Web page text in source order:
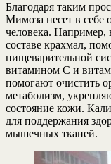
Благодаря таким
Мимоза несет в себе
человека. Например,
составе крахмал,
пищеварительной
витамином С и
помогают очистить
метаболизм,
состояние кожи.
для поддержания
мышечных тканей.